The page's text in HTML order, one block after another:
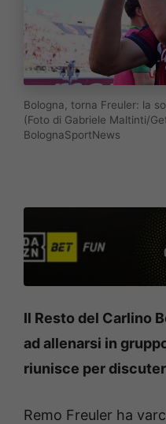
Bologna, torna Freuler: la
(Foto di Gabriele Maltinti/
BolognaSportNews
Il Resto del Carlino
ad allenarsi in
riunisce per
Remo Freuler ha